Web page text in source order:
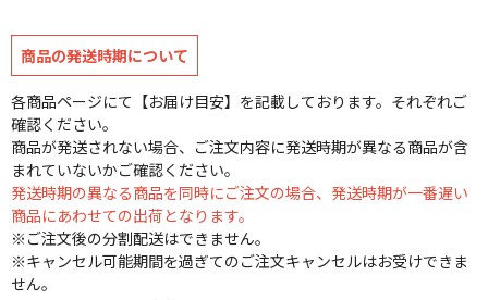
商品の発送時期について
各商品ページにて【お届け目安】を記載しております。それぞれご
確認ください。
商品が発送されない場合、ご注文内容に発送時期が異なる商品が含
まれていないかご確認ください。
発送時期の異なる商品を同時にご注文の場合、発送時期が一番遅い
商品にあわせての出荷となります。
※ご注文後の分割配送はできません。
※キャンセル可能期間を過ぎてのご注文キャンセルはお受けできま
せん。